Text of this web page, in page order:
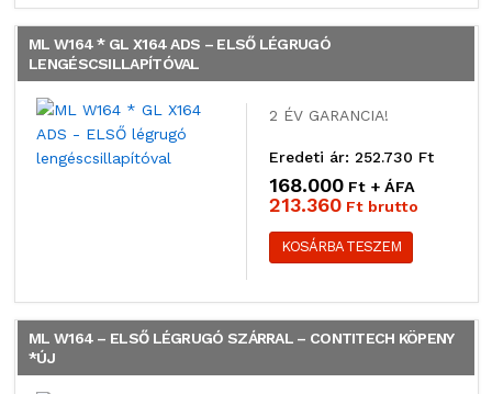
ML W164 * GL X164 ADS – ELSŐ LÉGRUGÓ
LENGÉSCSILLAPÍTÓVAL
2 ÉV GARANCIA!
Eredeti ár: 252.730 Ft
168.000 Ft + ÁFA
213.360 Ft brutto
KOSÁRBA TESZEM
ML W164 – ELSŐ LÉGRUGÓ SZÁRRAL – CONTITECH KÖPENY
*ÚJ